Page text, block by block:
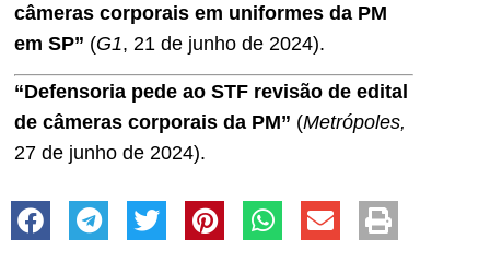
câmeras corporais em uniformes da PM
em SP” (G1, 21 de junho de 2024).
“Defensoria pede ao STF revisão de edital
de câmeras corporais da PM” (Metrópoles,
27 de junho de 2024).